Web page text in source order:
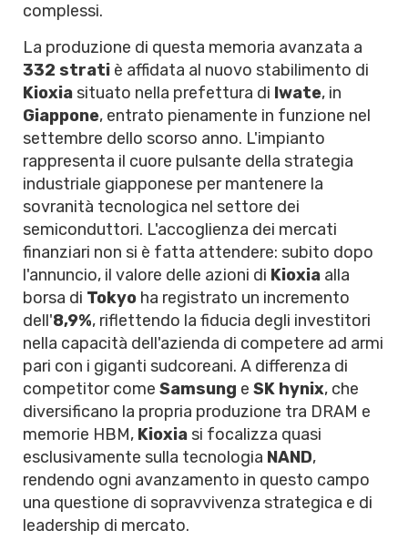
complessi.
La produzione di questa memoria avanzata a
332 strati è affidata al nuovo stabilimento di
Kioxia situato nella prefettura di Iwate, in
Giappone, entrato pienamente in funzione nel
settembre dello scorso anno. L'impianto
rappresenta il cuore pulsante della strategia
industriale giapponese per mantenere la
sovranità tecnologica nel settore dei
semiconduttori. L'accoglienza dei mercati
finanziari non si è fatta attendere: subito dopo
l'annuncio, il valore delle azioni di Kioxia alla
borsa di Tokyo ha registrato un incremento
dell'8,9%, riflettendo la fiducia degli investitori
nella capacità dell'azienda di competere ad armi
pari con i giganti sudcoreani. A differenza di
competitor come Samsung e SK hynix, che
diversificano la propria produzione tra DRAM e
memorie HBM, Kioxia si focalizza quasi
esclusivamente sulla tecnologia NAND,
rendendo ogni avanzamento in questo campo
una questione di sopravvivenza strategica e di
leadership di mercato.